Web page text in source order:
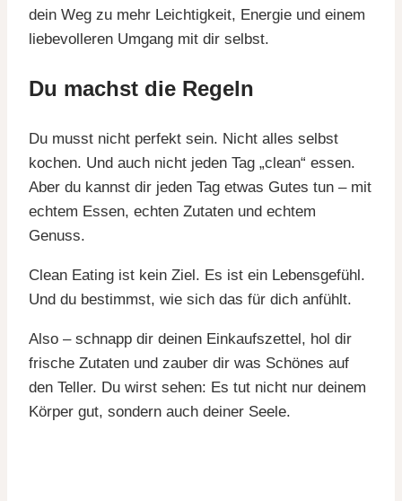
dein Weg zu mehr Leichtigkeit, Energie und einem
liebevolleren Umgang mit dir selbst.
Du machst die Regeln
Du musst nicht perfekt sein. Nicht alles selbst
kochen. Und auch nicht jeden Tag „clean“ essen.
Aber du kannst dir jeden Tag etwas Gutes tun – mit
echtem Essen, echten Zutaten und echtem
Genuss.
Clean Eating ist kein Ziel. Es ist ein Lebensgefühl.
Und du bestimmst, wie sich das für dich anfühlt.
Also – schnapp dir deinen Einkaufszettel, hol dir
frische Zutaten und zauber dir was Schönes auf
den Teller. Du wirst sehen: Es tut nicht nur deinem
Körper gut, sondern auch deiner Seele.